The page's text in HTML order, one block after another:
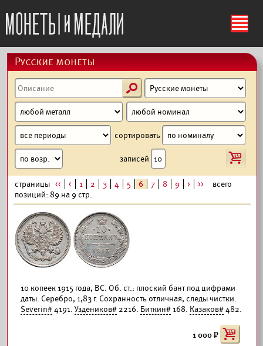
ś
Русские монеты
s
сортировать
записей i
страницы << < 1 2 3 4 5 6 7 8 9 > >>
всего
позиций: 89 на 9 стр.
10 копеек 1915 года, ВС. Об. ст.: плоский бант под цифрами
даты. Серебро, 1,83 г. Сохранность отличная, следы чистки.
Severin#4191. Уздеников# 2216. Биткин# 168. Казаков#482.
1 000